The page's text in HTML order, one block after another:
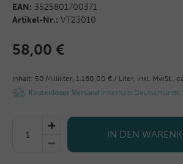
EAN: 3525801700371
Artikel-Nr.: VT23010
58,00 €
Inhalt: 50 Milliliter, 1.160,00 € / Liter, inkl. MwSt.,
Kostenloser Versand innerhalb Deutschlands
IN DEN